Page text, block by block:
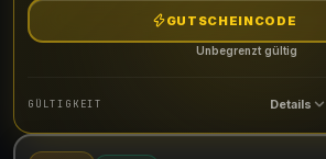
GUTSCHEINCODE
Unbegrenzt gültig
GÜLTIGKEIT Details